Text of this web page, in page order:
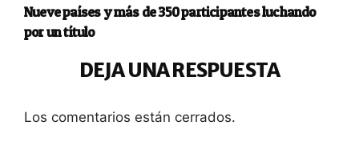
Nueve países y más de 350 participantes luchando
por un título
DEJA UNA RESPUESTA
Los comentarios están cerrados.